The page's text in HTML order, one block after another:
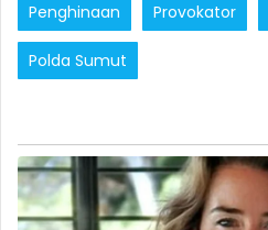
Penghinaan Provokator
Polda Sumut